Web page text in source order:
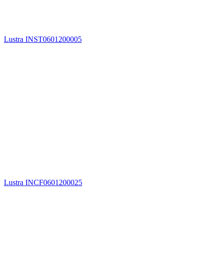
Lustra INST0601200005
Lustra INCF0601200025